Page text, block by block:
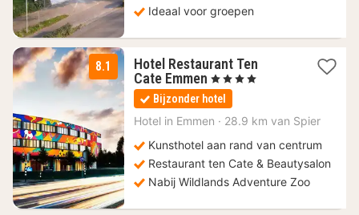
Ideaal voor groepen
8.1
Hotel Restaurant Ten
Cate Emmen 1
nacht
vanaf
103
, 4 Sterren
Bijzonder hotel
Hotel in Emmen · 28.9 km van Spier
Kunsthotel aan rand van centrum
Restaurant ten Cate & Beautysalon
Nabij Wildlands Adventure Zoo